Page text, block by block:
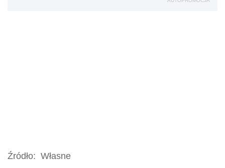
Źródło: Własne